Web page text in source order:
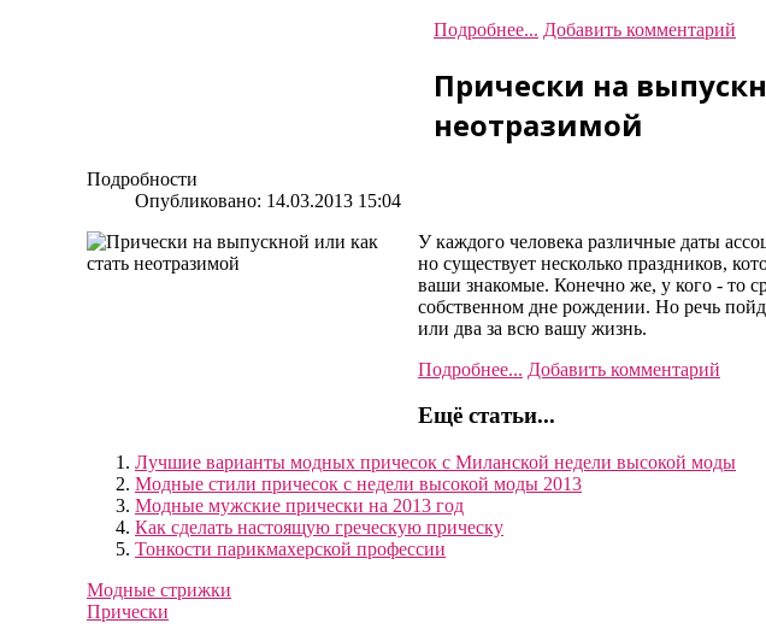
Подробнее... Добавить комментарий
Прически на
неотразимой
Подробности
Опубликовано: 14.03.2013 15:04
У каждого человека различные даты
но существует несколько праздников,
ваши знакомые. Конечно же, у кого - то
собственном дне рождении. Но речь
или два за всю вашу жизнь.
Подробнее... Добавить комментарий
Ещё статьи...
Лучшие варианты модных причесок с Миланской недели высокой моды
Модные стили причесок с недели высокой моды 2013
Модные мужские прически на 2013 год
Как сделать настоящую греческую прическу
Тонкости парикмахерской профессии
Модные стрижки
Прически